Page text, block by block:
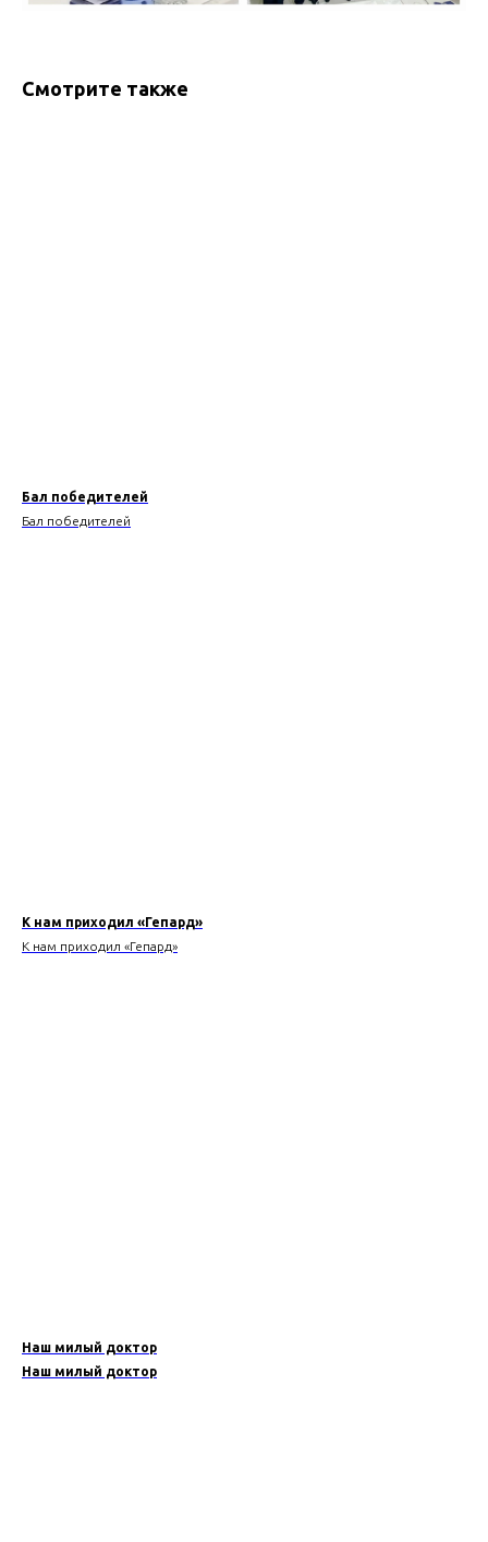
Смотрите также
Бал победителей
Бал победителей
К нам приходил «Гепард»
К нам приходил «Гепард»
Наш милый доктор
Наш милый доктор